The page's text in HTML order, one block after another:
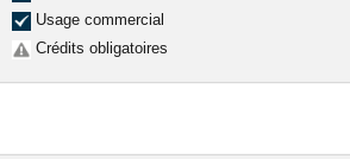
Usage commercial
Crédits obligatoires